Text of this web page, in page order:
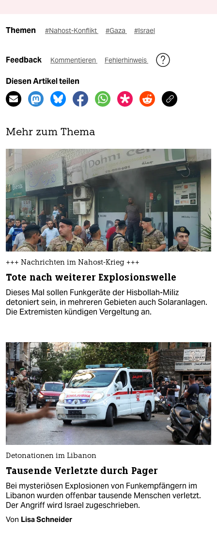
Themen #Nahost-Konflikt #Gaza #Israel
Feedback Kommentieren Fehlerhinweis
Diesen Artikel teilen
Mehr zum Thema
+++ Nachrichten im Nahost-Krieg +++
Tote nach weiterer Explosionswelle
Dieses Mal sollen Funkgeräte der Hisbollah-Miliz
detoniert sein, in mehreren Gebieten auch Solaranlagen.
Die Extremisten kündigen Vergeltung an.
Detonationen im Libanon
Tausende Verletzte durch Pager
Bei mysteriösen Explosionen von Funkempfängern im
Libanon wurden offenbar tausende Menschen verletzt.
Der Angriff wird Israel zugeschrieben.
Von Lisa Schneider